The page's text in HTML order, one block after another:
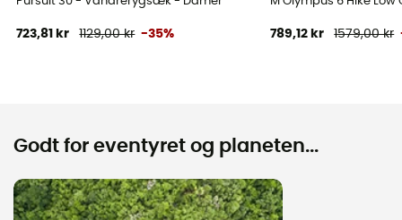
723,81 kr 1129,00 kr -35% 789,12 kr 1579,00 kr
Godt for eventyret og planeten...